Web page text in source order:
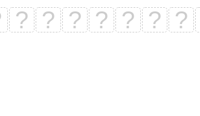
? ? ? ? ? ? ?